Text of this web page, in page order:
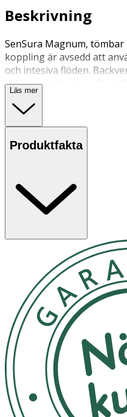
Beskrivning
SenSura Magnum,
koppling är avsedd att
och intesiva flöden.
avföring förhindras åka
Läs mer
Produktfakta